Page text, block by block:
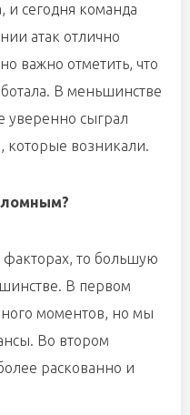
и сегодня команда
атак отлично
важно отметить, что
В меньшинстве
уверенно сыграл
которые возникали.
то большую
В первом
моментов, но мы
Во втором
раскованно и